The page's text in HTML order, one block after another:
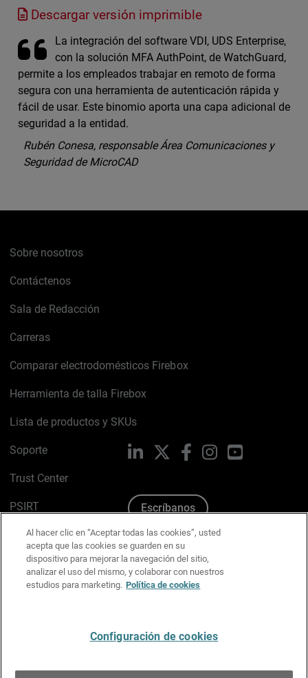
Descargar versión imprimible
La integración del software VDI, UDS Enterprise,
con la solución MFA AuthPoint, de WatchGuard,
permite a los empleados trabajar en remoto de forma
segura con una herramienta de autenticación rápida y
fácil de usar. Este binomio aporta una capa adicional de
seguridad a la entidad.
Rubén Conesa, responsable Área Comunicaciones y
Seguridad de MicroCAD
Sobre nosotros
Contáctenos
Sala de Redacción
Carreras
Comparar electrodomésticos Firebox
Herramienta de talla Firebox
Lista de productos y SKUs
Soporte
Trust Center
PSIRT
Política de cookies
Política de privacidad
Kit de medios y marca
LinkedIn FacebookInstagramYouTube
Escríbanos
Al hacer clic en “Aceptar todas las cookies”, usted
acepta que las cookies se guarden en su
dispositivo para mejorar la navegación del sitio,
analizar el uso del mismo, y colaborar con nuestros
estudios para marketing. Política de cookies
Configuración de cookies